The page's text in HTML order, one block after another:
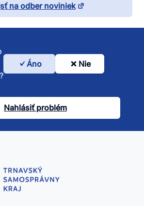
na odber noviniek
Bol
článok
užitočný?
Áno Nie
Nahlásiť problém